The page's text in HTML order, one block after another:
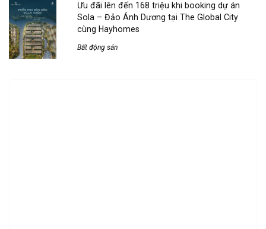
Ưu đãi lên đến 168 triệu khi booking dự án
Sola – Đảo Ánh Dương tại The Global City
cùng Hayhomes
Bất động sản